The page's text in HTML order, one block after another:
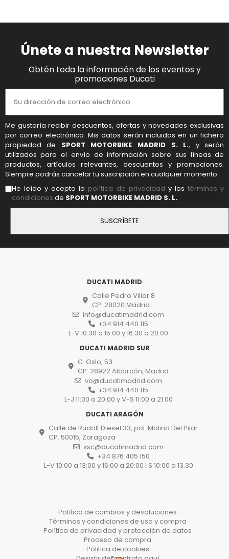
Únete a nuestra Newsletter
Obtén toda la información de los eventos y
promociones Ducati
Me gustaría recibir descuentos, ofertas y novedades exclusivas
por correo electrónico. Mis datos serán incluidos en un fichero
propiedad de SPORT MOTORBIKE MADRID S. L., y serán
utilizados para el envío de información sobre sus líneas de
productos, artículos relevantes, descuentos y promociones.
Siempre podrás cancelar tu suscripción en cualquier momento.
He leído y acepto la política de privacidad y lostérminos y
condiciones de SPORT MOTORBIKE MADRID S. L..
DUCATI MADRID
Calle Pedro Villar 8
CP. 28020 Madrid
info@ducatimadrid.com
+34 914 440 115
L-V 10:30 a 15:00 y 16:30 a 20:00
DUCATI MADRID SUR
C. Oslo, 53
CP. 28922 Alcorcón, Madrid
vo@ducatimadrid.com
+34 914 440 115
L-J 11:00 a 20:00 y V-S 11:00 a 21:00
DUCATI ARAGÓN
Calle de Rudolf Diesel 33, pol. Molino Del Pilar
CP. 50015, Zaragoza
ssc@ducatimadrid.com
+34 876 405 150
L-V 10:00 a 13:00 y 16:00 a 20:00 | S 10:00 a 13.30
Política de cambios y devoluciones
Términos y condiciones de uso y compra
Política de privacidad y protección de datos
Proceso de compra
Politica de cookies